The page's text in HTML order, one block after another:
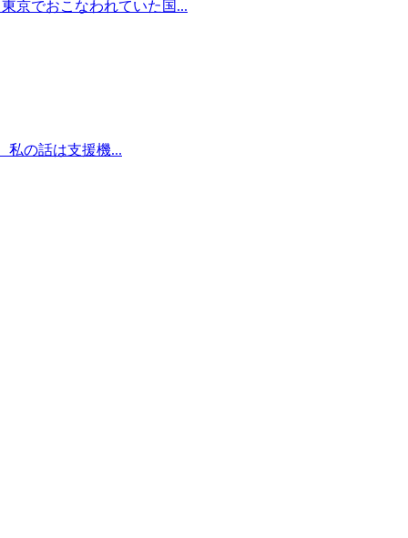
京でおこなわれていた国...
私の話は支援機...